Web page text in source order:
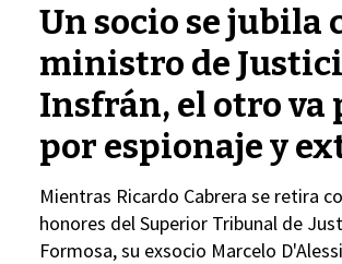
Un socio se jubila
ministro de
Insfrán, el otro va
por espionaje y
Mientras Ricardo Cabrera se retira
honores del Superior Tribunal de
Formosa, su exsocio Marcelo